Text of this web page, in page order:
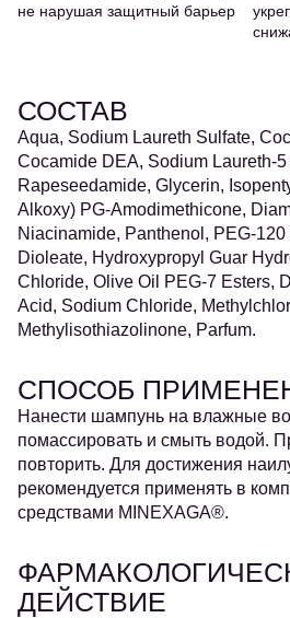
не нарушая защитный барьер
СОСТАВ
Aqua, Sodium Laureth Sulfate,
Cocamide DEA, Sodium Laureth-
Rapeseedamide, Glycerin,
Alkoxy) PG-Amodimethicone,
Niacinamide, Panthenol, PEG-
Dioleate, Hydroxypropyl Guar
Chloride, Olive Oil PEG-7 Esters,
Acid, Sodium Chloride,
Methylisothiazolinone, Parfum.
СПОСОБ
Нанести шампунь на влажные
помассировать и смыть водой.
повторить. Для достижения
рекомендуется применять в
средствами MINEXAGA®.
ДЕЙСТВИЕ